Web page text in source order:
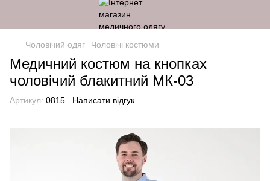
Чоловічий одяг Чоловічі костюми
Медичний костюм на кнопках
чоловічий блакитний МК-03
Артикул: 0815 Написати відгук